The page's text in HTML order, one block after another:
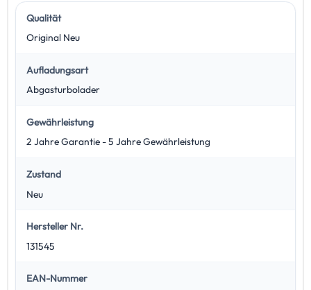
Qualität
Original Neu
Aufladungsart
Abgasturbolader
Gewährleistung
2 Jahre Garantie - 5 Jahre Gewährleistung
Zustand
Neu
Hersteller Nr.
131545
EAN-Nummer